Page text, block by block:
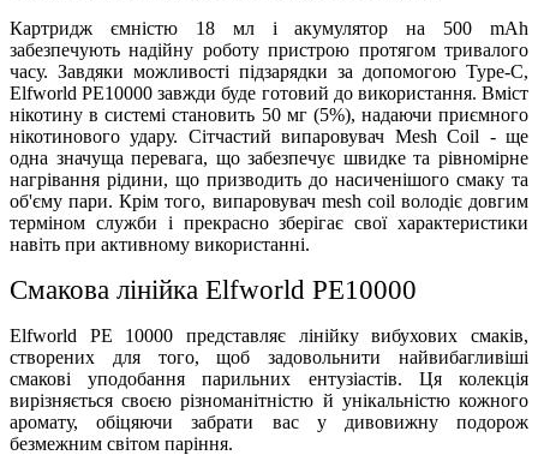
Картридж ємністю 18 мл і акумулятор на 500 mAh
забезпечують надійну роботу пристрою протягом тривалого
часу. Завдяки можливості підзарядки за допомогою Type-С,
Elfworld PE10000 завжди буде готовий до використання. Вміст
нікотину в системі становить 50 мг (5%), надаючи приємного
нікотинового удару. Сітчастий випаровувач Mesh Coil - ще
одна значуща перевага, що забезпечує швидке та рівномірне
нагрівання рідини, що призводить до насиченішого смаку та
об'єму пари. Крім того, випаровувач mesh coil володіє довгим
терміном служби і прекрасно зберігає свої характеристики
навіть при активному використанні.
Смакова лінійка Elfworld PE10000
Elfworld PE 10000 представляє лінійку вибухових смаків,
створених для того, щоб задовольнити найвибагливіші
смакові уподобання парильних ентузіастів. Ця колекція
вирізняється своєю різноманітністю й унікальністю кожного
аромату, обіцяючи забрати вас у дивовижну подорож
безмежним світом паріння.